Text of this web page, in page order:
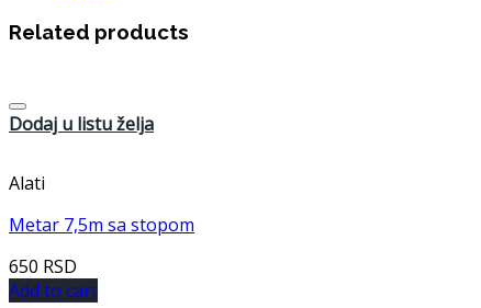
Related products
Dodaj u listu želja
Alati
Metar 7,5m sa stopom
650 RSD
Add to cart